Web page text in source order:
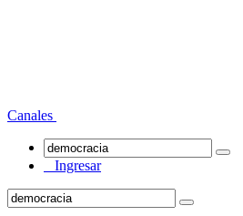
Canales
Ingresar